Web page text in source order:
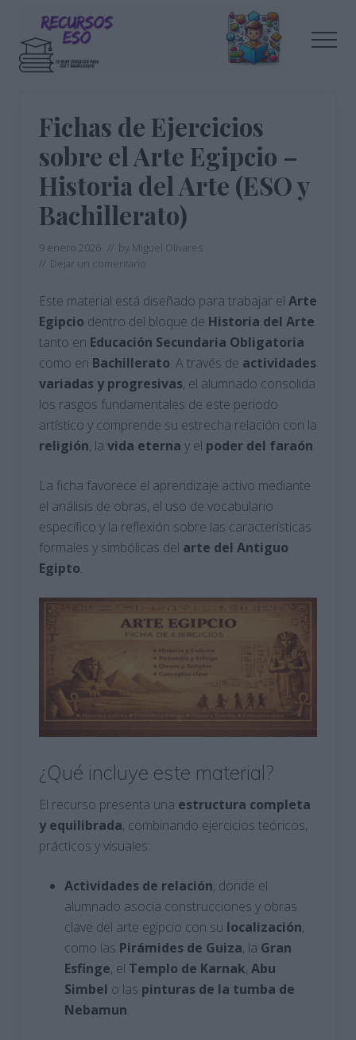
contenido
principal
barra
educación
Fichas de Ejercicios
sobre el Arte Egipcio –
Historia del Arte (ESO y
Bachillerato)
9 enero 2026 // by Miguel Olivares
// Dejar un comentario
Este material está diseñado para trabajar el Arte
Egipcio dentro del bloque de Historia del Arte
tanto en Educación Secundaria Obligatoria
como en Bachillerato. A través de actividades
variadas y progresivas, el alumnado consolida
los rasgos fundamentales de este periodo
artístico y comprende su estrecha relación con la
religión, la vida eterna y el poder del faraón.
La ficha favorece el aprendizaje activo mediante
el análisis de obras, el uso de vocabulario
específico y la reflexión sobre las características
formales y simbólicas del arte del Antiguo
Egipto.
¿Qué incluye este material?
El recurso presenta una estructura completa
y equilibrada, combinando ejercicios teóricos,
prácticos y visuales:
Actividades de relación, donde el
alumnado asocia construcciones y obras
clave del arte egipcio con su localización,
como las Pirámides de Guiza, la Gran
Esfinge, el Templo de Karnak, Abu
Simbel o las pinturas de la tumba de
Nebamun.